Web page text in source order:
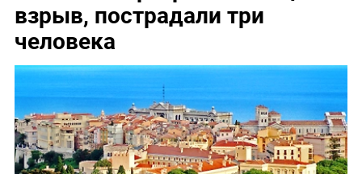
взрыв, пострадали три
человека